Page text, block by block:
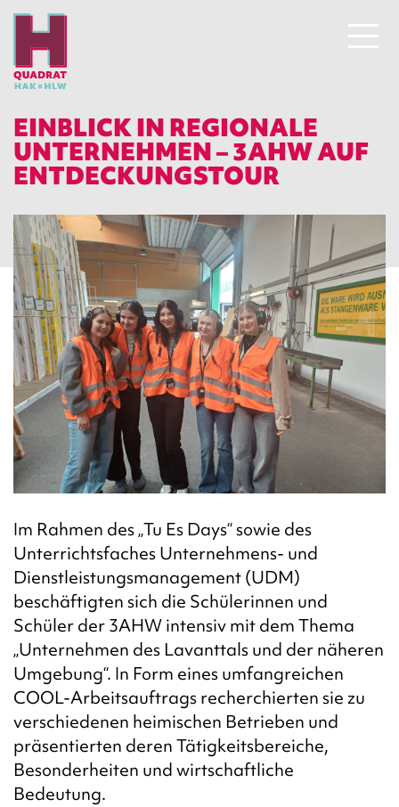
EINBLICK IN REGIONALE
UNTERNEHMEN – 3AHW AUF
ENTDECKUNGSTOUR
Im Rahmen des „Tu Es Days“ sowie des
Unterrichtsfaches Unternehmens- und
Dienstleistungsmanagement (UDM)
beschäftigten sich die Schülerinnen und
Schüler der 3AHW intensiv mit dem Thema
„Unternehmen des Lavanttals und der näheren
Umgebung“. In Form eines umfangreichen
COOL-Arbeitsauftrags recherchierten sie zu
verschiedenen heimischen Betrieben und
präsentierten deren Tätigkeitsbereiche,
Besonderheiten und wirtschaftliche
Bedeutung.